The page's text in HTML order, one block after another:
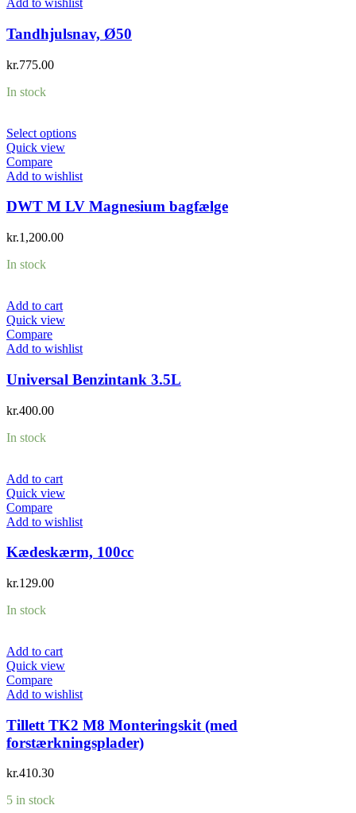
Add to wishlist
Tandhjulsnav, Ø50
kr.775.00
In stock
Select options
Quick view
Compare
Add to wishlist
DWT M LV Magnesium bagfælge
kr.1,200.00
In stock
Add to cart
Quick view
Compare
Add to wishlist
Universal Benzintank 3.5L
kr.400.00
In stock
Add to cart
Quick view
Compare
Add to wishlist
Kædeskærm, 100cc
kr.129.00
In stock
Add to cart
Quick view
Compare
Add to wishlist
Tillett TK2 M8 Monteringskit (med
forstærkningsplader)
kr.410.30
5 in stock